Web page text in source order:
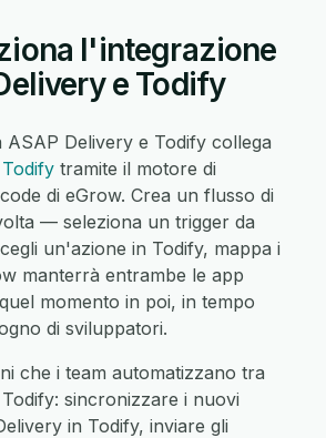
l'integrazione
e Todify
ASAP Delivery e Todify collega
Todify tramite il motore di
di eGrow. Crea un flusso di
— seleziona un trigger da
un'azione in Todify, mappa i
manterrà entrambe le app
momento in poi, in tempo
di sviluppatori.
che i team automatizzano tra
sincronizzare i nuovi
in Todify, inviare gli